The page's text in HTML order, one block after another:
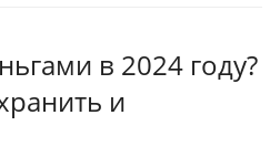
в 2024 году?
и